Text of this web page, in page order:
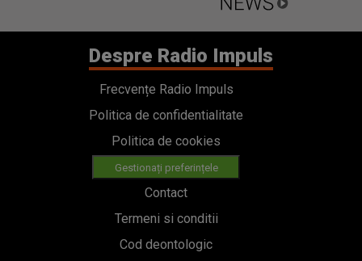
Despre Radio Impuls
Frecvențe Radio Impuls
Politica de confidentialitate
Politica de cookies
Gestionați preferințele
Contact
Termeni si conditii
Cod deontologic